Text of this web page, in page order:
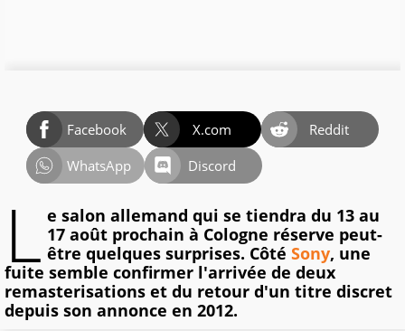
Facebook X.com
Reddit
WhatsApp
Discord
L e salon allemand qui se tiendra du 13 au
17 août prochain à Cologne réserve peut-
être quelques surprises. Côté Sony, une
fuite semble confirmer l'arrivée de deux
remasterisations et du retour d'un titre discret
depuis son annonce en 2012.